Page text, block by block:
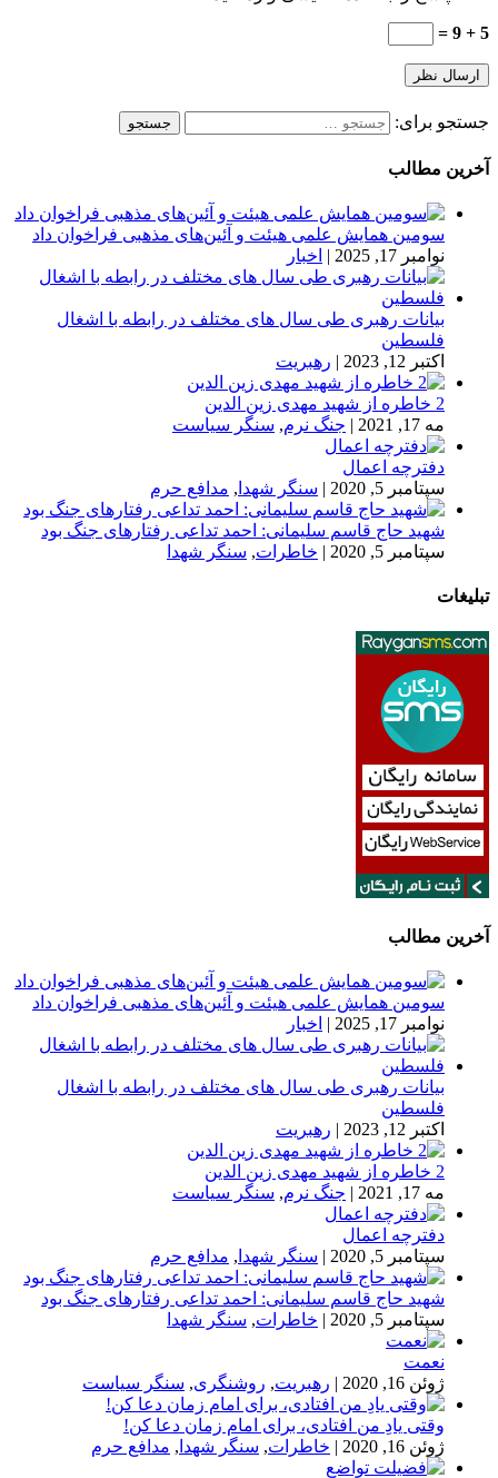
5 + 9 =
جستجو برای:
آخرین مطالب
سومین همایش علمی هیئت و آئین‌های مذهبی فراخوان داد
نوامبر 17, 2025
| اخبار
بیانات رهبری طی سال های مختلف در رابطه با اشغال
فلسطین
اکتبر 12, 2023
| رهبریت
2 خاطره از شهید مهدی زین الدین
مه 17, 2021
| جنگ نرم, سنگر سیاست
دفترچه اعمال
سپتامبر 5, 2020
| سنگر شهدا , مدافع حرم
شهید حاج قاسم سلیمانی: احمد تداعی رفتارهای جنگ بود
سپتامبر 5, 2020
| خاطرات, سنگر شهدا
تبلیغات
آخرین مطالب
سومین همایش علمی هیئت و آئین‌های مذهبی فراخوان داد
نوامبر 17, 2025
| اخبار
بیانات رهبری طی سال های مختلف در رابطه با اشغال
فلسطین
اکتبر 12, 2023
| رهبریت
2 خاطره از شهید مهدی زین الدین
مه 17, 2021
| جنگ نرم, سنگر سیاست
دفترچه اعمال
سپتامبر 5, 2020
| سنگر شهدا , مدافع حرم
شهید حاج قاسم سلیمانی: احمد تداعی رفتارهای جنگ بود
سپتامبر 5, 2020
| خاطرات, سنگر شهدا
نعمت
ژوئن 16, 2020
| رهبریت, روشنگری, سنگر سیاست
وقتی یادِ من افتادی، برای امام زمان دعا کن!
ژوئن 16, 2020
| خاطرات, سنگر شهدا , مدافع حرم